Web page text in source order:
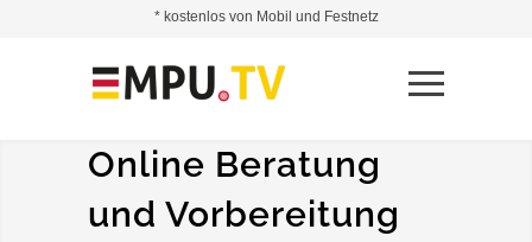
Online Beratung
und Vorbereitung
* kostenlos von Mobil und Festnetz